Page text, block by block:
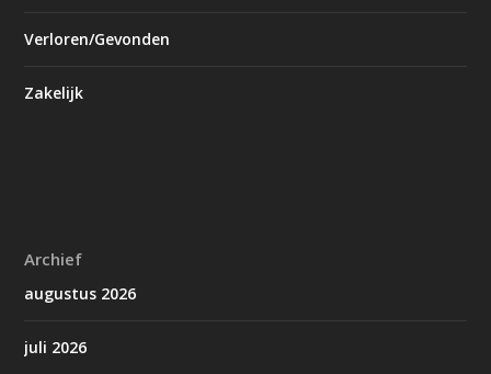
Verloren/Gevonden
Zakelijk
Archief
augustus 2026
juli 2026